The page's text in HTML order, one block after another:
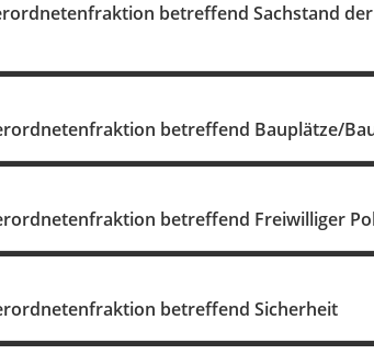
betreffend Sachstand der
betreffend Bauplätze/
betreffend Freiwilliger
betreffend Sicherheit